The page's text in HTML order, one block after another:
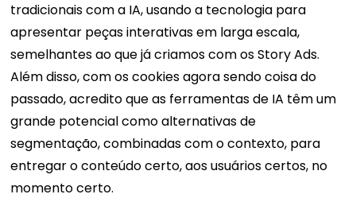
tradicionais com a IA, usando a tecnologia para
apresentar peças interativas em larga escala,
semelhantes ao que já criamos com os Story Ads.
Além disso, com os cookies agora sendo coisa do
passado, acredito que as ferramentas de IA têm um
grande potencial como alternativas de
segmentação, combinadas com o contexto, para
entregar o conteúdo certo, aos usuários certos, no
momento certo.